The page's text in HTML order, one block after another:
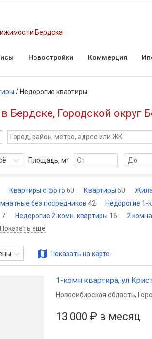
Бердска
Новостройки Коммерция
/ Недорогие квартиры
Бердске, Городской округ
Площадь, м²
Квартиры с фото 60 Квартиры 60
без посредников 42 Недорогие 1-
Недорогие 2-комн. квартиры 16 2
Показать ещё
Показать на карте
1-комн квартира, ул
13 000 ₽ в месяц
Новосибирская область,